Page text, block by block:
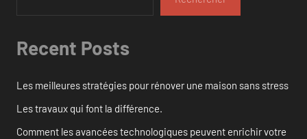
Recent Posts
Les meilleures stratégies pour rénover une maison sans stress
Les travaux qui font la différence.
Comment les avancées technologiques peuvent enrichir votre